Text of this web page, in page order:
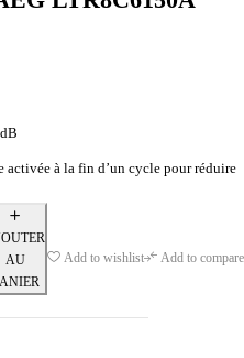
activée à la fin d’un cycle pour réduire
AU
Add to wishlist Add to compare